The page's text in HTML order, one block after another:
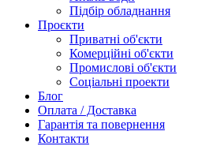
Підбір обладнання
Проєкти
Приватні об'єкти
Комерційні об'єкти
Промислові об'єкти
Соціальні проекти
Блог
Оплата / Доставка
Гарантія та повернення
Контакти